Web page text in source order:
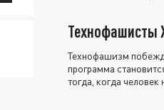
Технофашисты
Технофашизм
программа
тогда, когда